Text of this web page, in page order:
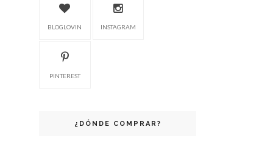
BLOGLOVIN INSTAGRAM
PINTEREST
¿DÓNDE COMPRAR?